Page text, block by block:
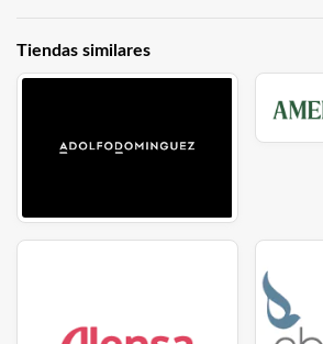
Tiendas similares